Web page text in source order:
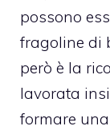
possono
fragoline di
però è la
lavorata
formare